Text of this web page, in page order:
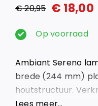
€20,95
Oorspronkelijke
prijs
€ 20,95.
€ 18,00
Huidige
prijs
€ 18,00.
Op voorraad
Ambiant Sereno
brede (244 mm)
houtstructuur.